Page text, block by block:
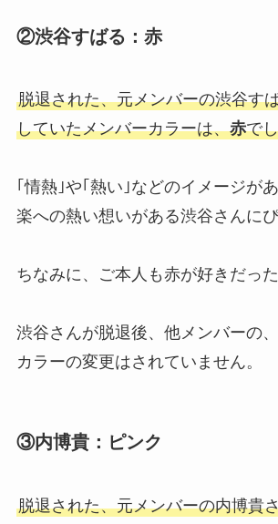
番組が見れるの
ジャニーズを入
退所・年齢・ジ
②渋谷すばる：赤
脱退された、元メンバーの渋谷す
していたメンバーカラーは、赤で
｢情熱｣や｢熱い｣などのイメージが
楽への熱い想いがある渋谷さんにぴ
ちなみに、ご本人も赤が好きだった
渋谷さんが脱退後、他メンバーの
カラーの変更はされていません。
③内博貴：ピンク
脱退された、元メンバーの内博貴